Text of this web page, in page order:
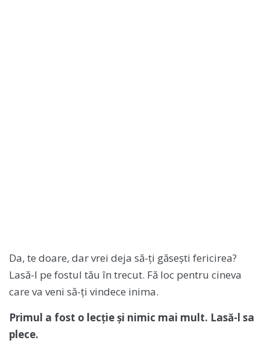
Da, te doare, dar vrei deja să-ți găsești fericirea?
Lasă-l pe fostul tău în trecut. Fă loc pentru cineva
care va veni să-ți vindece inima.
Primul a fost o lecție și nimic mai mult. Lasă-l sa
plece.